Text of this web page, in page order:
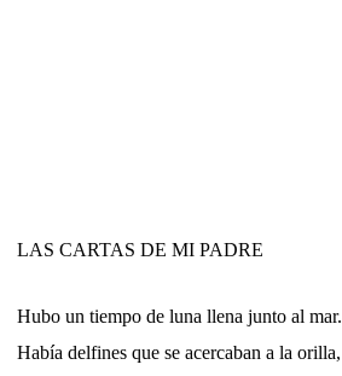
LAS CARTAS DE MI PADRE
Hubo un tiempo de luna llena junto al mar.
Había delfines que se acercaban a la orilla,